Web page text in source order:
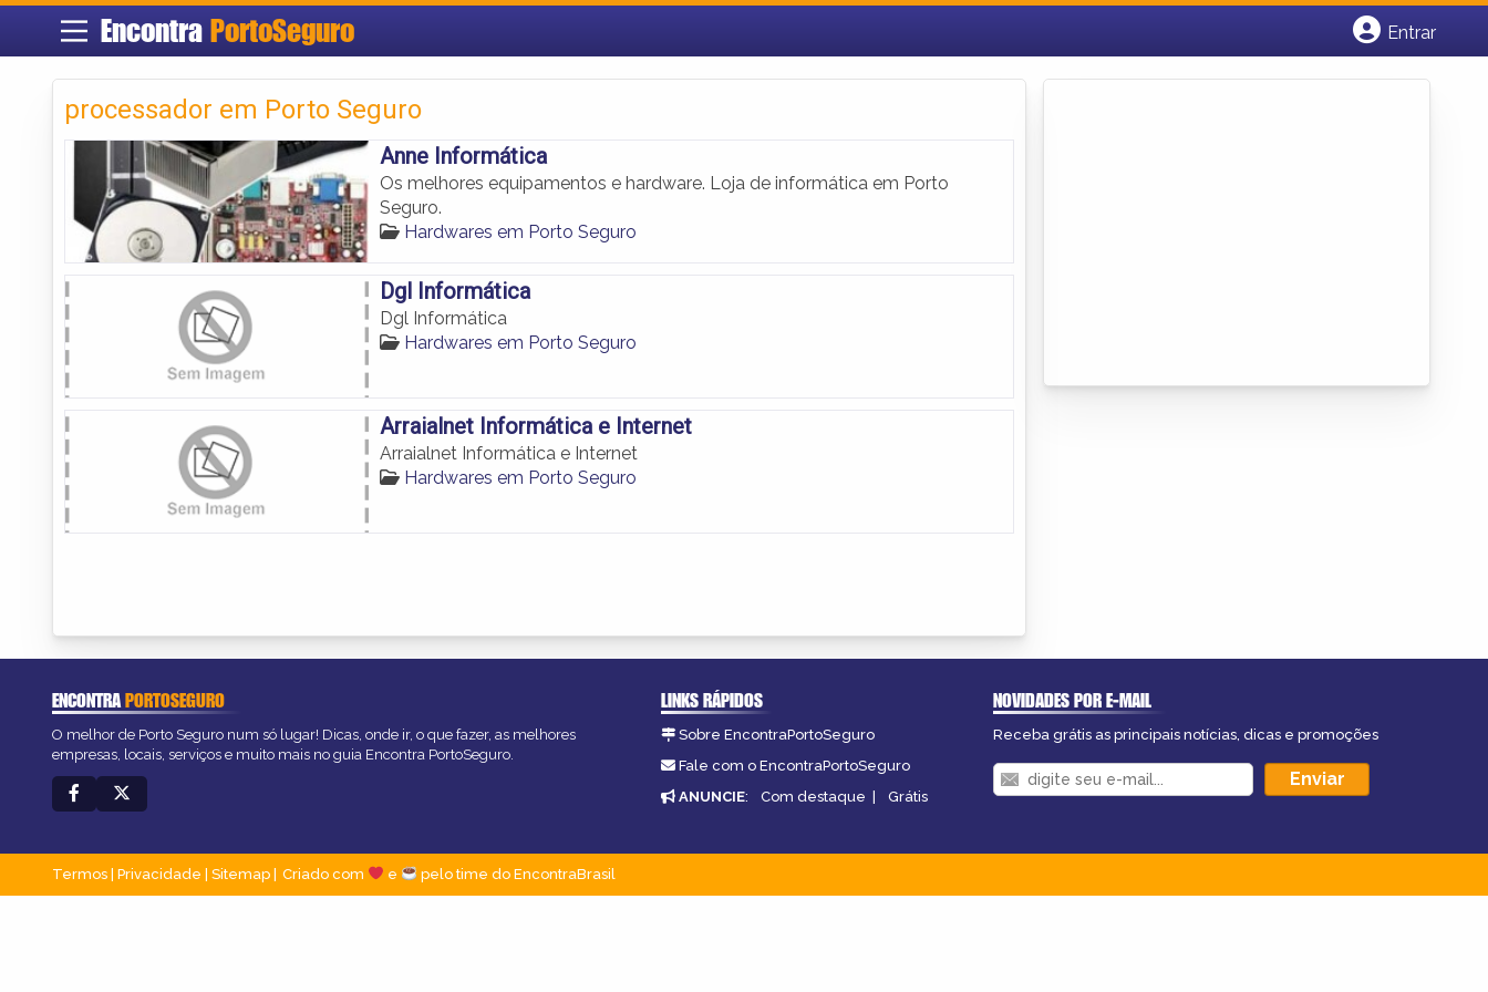
Encontra PortoSeguro
Entrar
processador em Porto Seguro
Anne Informática
Os melhores equipamentos e hardware. Loja de informática em Porto
Seguro.
Hardwares em Porto Seguro
Dgl Informática
Dgl Informática
Hardwares em Porto Seguro
Arraialnet Informática e Internet
Arraialnet Informática e Internet
Hardwares em Porto Seguro
ENCONTRAPORTOSEGURO
O melhor de Porto Seguro num só lugar! Dicas, onde ir, o que fazer, as melhores
empresas, locais, serviços e muito mais no guia Encontra PortoSeguro.
LINKS RÁPIDOS
Sobre EncontraPortoSeguro
Fale com o EncontraPortoSeguro
ANUNCIE: Com destaque | Grátis
NOVIDADES POR E-MAIL
Receba grátis as principais notícias, dicas e promoções
Termos Privacidade Sitemap Criado com e pelo time do EncontraBrasil